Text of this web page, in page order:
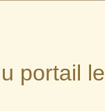
portail